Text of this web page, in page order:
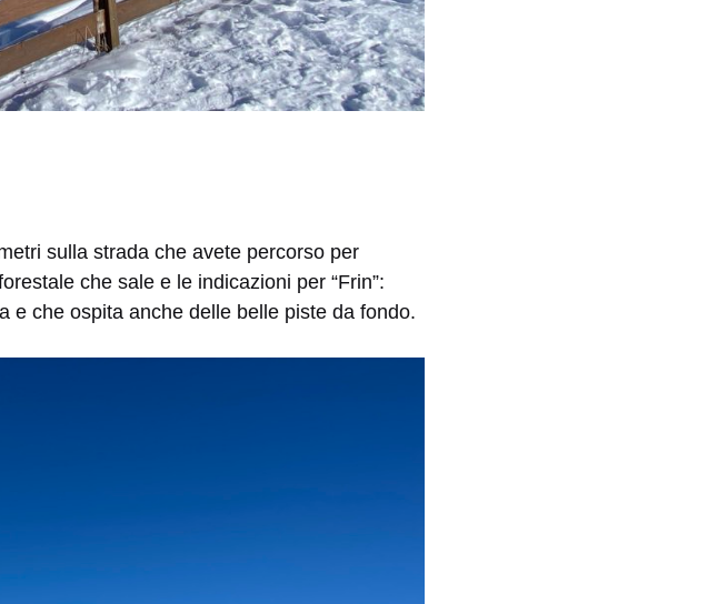
sulla strada che avete percorso per
che sale e le indicazioni per “Frin”:
e che ospita anche delle belle piste da fondo.